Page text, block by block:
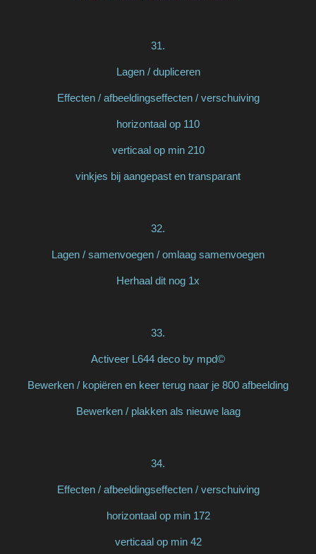
31.
Lagen / dupliceren
Effecten / afbeeldingseffecten / verschuiving
horizontaal op 110
verticaal op min 210
vinkjes bij aangepast en transparant
32.
Lagen / samenvoegen / omlaag samenvoegen
Herhaal dit nog 1x
33.
Activeer L644 deco by mpd©
Bewerken / kopiëren en keer terug naar je 800 afbeelding
Bewerken / plakken als nieuwe laag
34.
Effecten / afbeeldingseffecten / verschuiving
horizontaal op min 172
verticaal op min 42